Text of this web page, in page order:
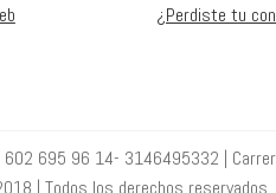
¿Perdiste tu
695 96 14- 3146495332 |
| Todos los derechos reservados